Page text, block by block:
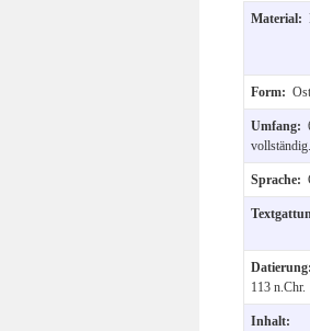
Material:
Form:
Umfang:
vollständig.
Sprache:
Datierung:
113 n.Chr.
Inhalt: